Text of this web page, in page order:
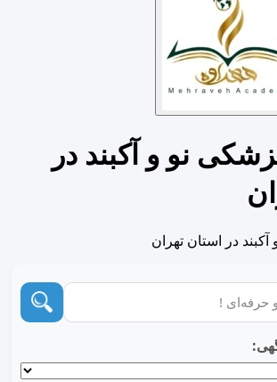
نو و آکبند در
در استان تهران